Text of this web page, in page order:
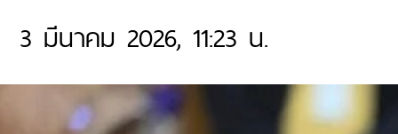
3 มีนาคม 2026, 11:23 น.